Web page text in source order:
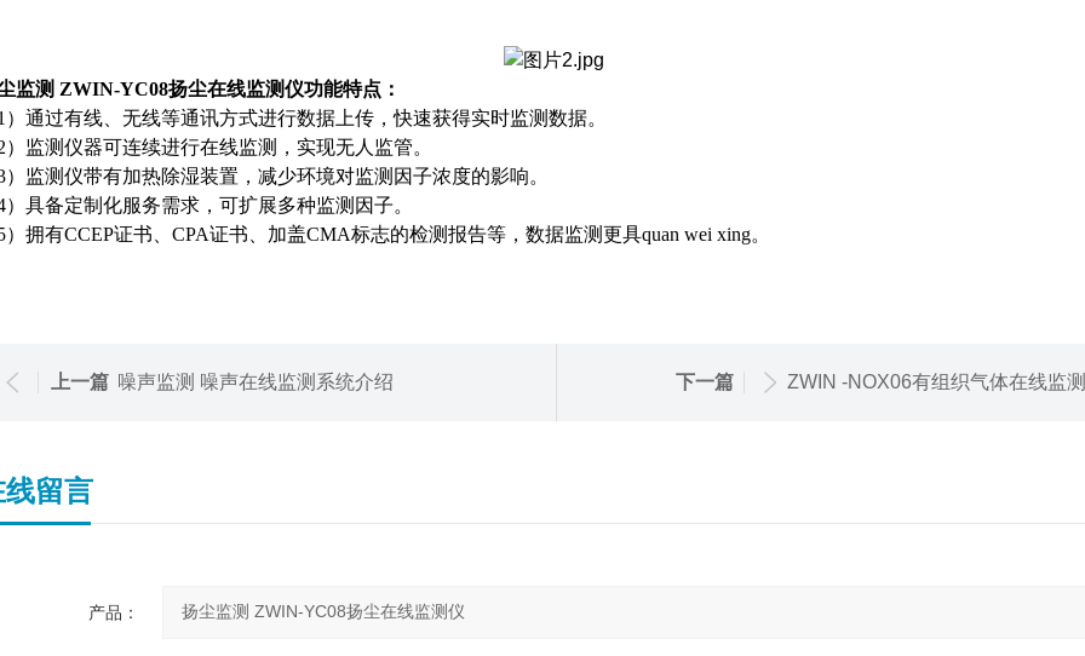
监测 ZWIN-YC08扬尘在线监测仪功能特点：
）通过有线、无线等通讯方式进行数据上传，快速获得实时监测数据。
）监测仪器可连续进行在线监测，实现无人监管。
）监测仪带有加热除湿装置，减少环境对监测因子浓度的影响。
）具备定制化服务需求，可扩展多种监测因子。
）拥有CCEP证书、 CPA证书、加盖CMA标志的检测报告等，数据监测更具quan wei xing。
上一篇 噪声监测 噪声在线监测系统介绍 下一篇 ZWIN -NOX06有组织气体在线监
线留言
产品：